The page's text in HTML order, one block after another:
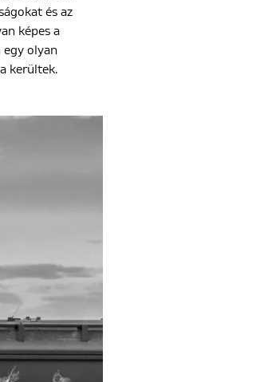
és az
képes a
egy olyan
kerültek.